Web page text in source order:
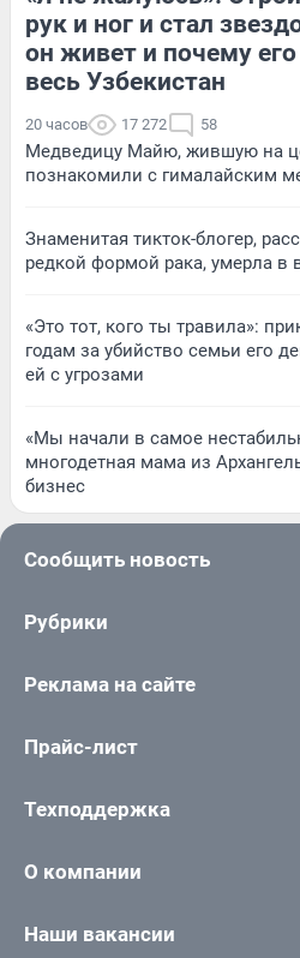
рук и ног и стал
он живет и почему
весь Узбекистан
20 часов 17 272 58
Медведицу Майю, жившую на
познакомили с гималайским
Знаменитая тикток-блогер,
редкой формой рака, умерла в
«Это тот, кого ты травила»:
годам за убийство семьи его
ей с угрозами
«Мы начали в самое
многодетная мама из
бизнес
Сообщить новость
Рубрики
Реклама на сайте
Прайс-лист
Техподдержка
О компании
Наши вакансии